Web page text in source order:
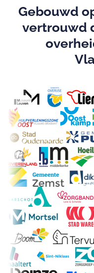
Gebouwd
vertrouwd